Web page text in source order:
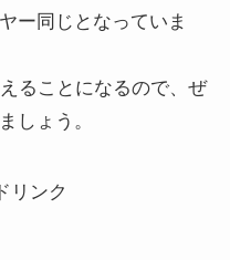
ー同じとなっていま
ることになるので、ぜ
しょう。
リンク